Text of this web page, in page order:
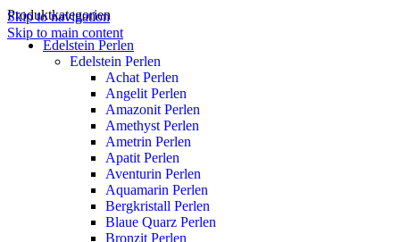
Skip to navigation
Skip to main content
Produktkategorien
Edelstein Perlen
Edelstein Perlen
Achat Perlen
Angelit Perlen
Amazonit Perlen
Amethyst Perlen
Ametrin Perlen
Apatit Perlen
Aventurin Perlen
Aquamarin Perlen
Bergkristall Perlen
Blaue Quarz Perlen
Bronzit Perlen